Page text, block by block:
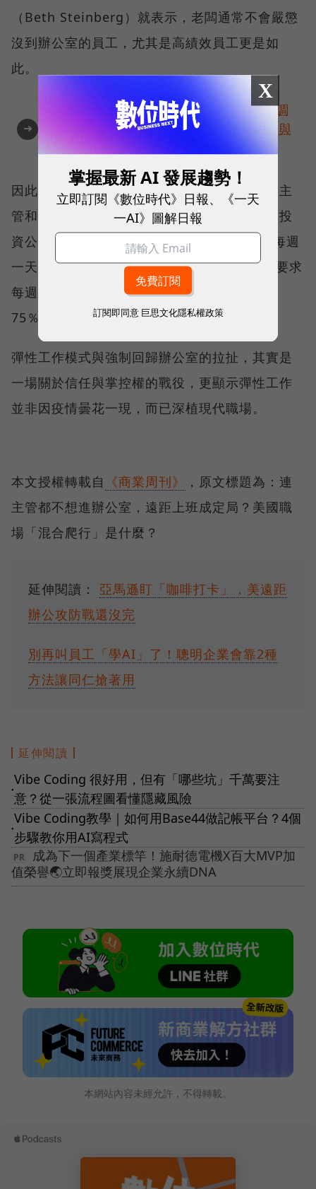
（Beth Steinberg）就表示，老闆通常不會嚴懲
沒到辦公室的員工，尤其是高績效員工更是如
此。
➜
【免費下載】全球 4,050 位銷售專業人士調
查報告！AI 如何改變商機開發、客戶經營與
企業成長？
因此，對返回辦公室政策陽奉陰違，似乎成為主
管和員工心照不宣的共識。商業房地產服務與投
資公司世邦魏理仕（CBRE）調查發現，要求每週
一天進辦公室的公司，遵守率幾乎100％，但要求
每週三天或更多天進辦公室者，遵守率則降到
75％以下。
彈性工作模式與強制回歸辦公室的拉扯，其實是
一場關於信任與掌控權的戰役，更顯示彈性工作
並非因疫情曇花一現，而已深植現代職場。
本文授權轉載自 《商業周刊》
，原文標題為：連
主管都不想進辦公室，遠距上班成定局？美國職
場「混合爬行」是什麼？
延伸閱讀： 亞馬遜盯「咖啡打卡」，美遠距
辦公攻防戰還沒完
別再叫員工「學AI」了！聰明企業會靠2種
方法讓同仁搶著用
延伸閱讀
●
Vibe Coding 很好用，但有「哪些坑」千萬要注
意？從一張流程圖看懂隱藏風險
●
Vibe Coding教學｜如何用Base44做記帳平台？4個
步驟教你用AI寫程式
成為下一個產業標竿！施耐德電機X百大MVP加
值榮譽🌏立即報獎展現企業永續DNA
本網站內容未經允許，不得轉載。
X
掌握最新 AI 發展趨勢！
立即訂閱《數位時代》日報、《一天
一AI》圖解日報
訂閱即同意 巨思文化隱私權政策